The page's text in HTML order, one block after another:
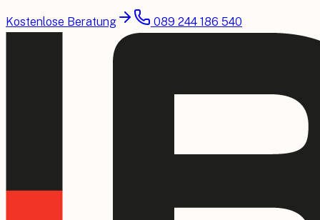
Kostenlose Beratung 089 244 186 540